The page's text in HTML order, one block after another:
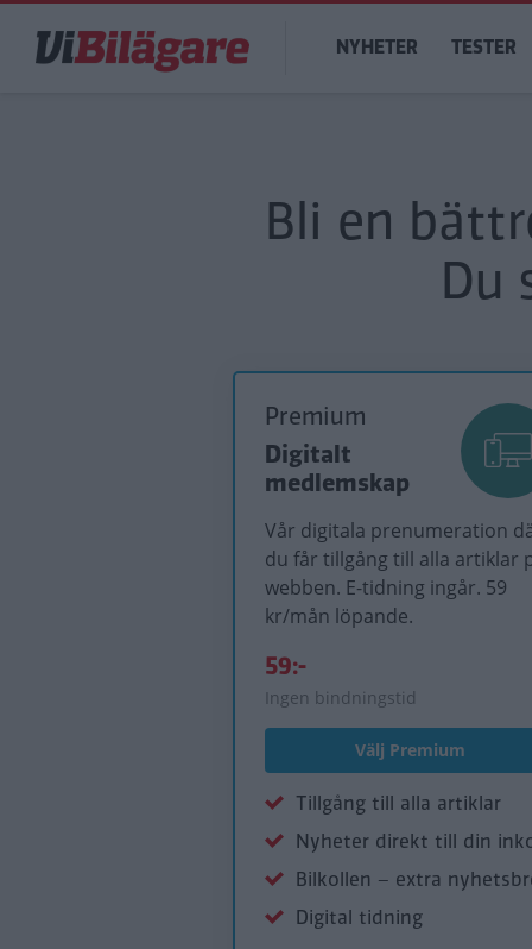
huvudinnehåll
Main
navigation
NYHETER TESTER
Bli en
Du
Premium
Digitalt
medlemskap
Vår digitala prenumeration
du får tillgång till alla artiklar
webben. E-tidning ingår. 59
kr/mån löpande.
59:-
Ingen bindningstid
Välj Premium
Tillgång till alla artiklar
Nyheter direkt till din
Bilkollen – extra
Digital tidning